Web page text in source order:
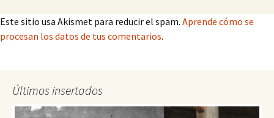
Este sitio usa Akismet para reducir el spam. Aprende cómo se
procesan los datos de tus comentarios.
Últimos insertados